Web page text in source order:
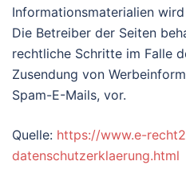
Informationsmaterialien
Die Betreiber der Seiten
rechtliche Schritte im Falle
Zusendung von
Spam-E-Mails, vor.
Quelle: https://www.e-
datenschutzerklaerung.html